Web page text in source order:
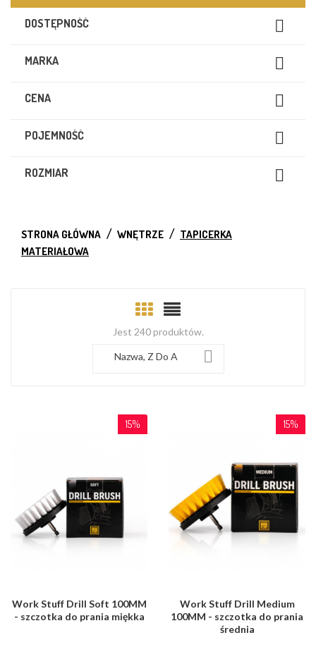
DOSTĘPNOŚĆ 
MARKA 
CENA 
POJEMNOŚĆ 
ROZMIAR 
STRONA GŁÓWNA WNĘTRZE
TAPICERKA
MATERIAŁOWA
Jest 240 produktów.
Nazwa, Z Do A 
15%
Work Stuff Drill Soft 100MM
- szczotka do prania miękka
15%
Work Stuff Drill Medium
100MM - szczotka do prania
średnia